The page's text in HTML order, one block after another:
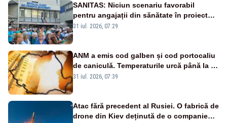
SANITAS: Niciun scenariu favorabil
pentru angajații din sănătate în proiectul
Legii salarizării
31 iul. 2026, 07:29
ANM a emis cod galben și cod portocaliu
de caniculă. Temperaturile urcă până la 38
de grade, iar nopțile devin tropicale
31 iul. 2026, 07:39
Atac fără precedent al Rusiei. O fabrică de
drone din Kiev deținută de o companie